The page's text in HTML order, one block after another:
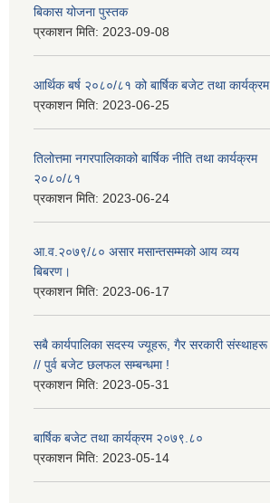
बिकास योजना पुस्तक
प्रकाशन मिति: 2023-09-08
आर्थिक बर्ष २०८०/८१ को बार्षिक बजेट तथा कार्यक्रम
प्रकाशन मिति: 2023-06-25
तिलोत्तमा नगरपालिकाको बार्षिक नीति तथा कार्यक्रम
२०८०/८१
प्रकाशन मिति: 2023-06-24
आ.व.२०७९/८० असार मसान्तसम्मको आय व्यय
बिबरण।
प्रकाशन मिति: 2023-06-17
सबै कार्यपालिका सदस्य ज्यूहरू, गैर सरकारी संस्थाहरू
// पुर्व बजेट छलफल सम्बन्धमा !
प्रकाशन मिति: 2023-05-31
बार्षिक बजेट तथा कार्यक्रम २०७९.८०
प्रकाशन मिति: 2023-05-14